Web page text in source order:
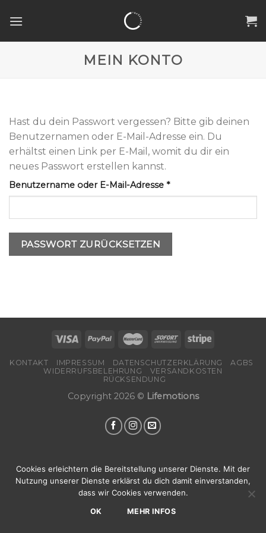
MEIN KONTO
Hast du dein Passwort vergessen? Bitte gib deinen
Benutzernamen oder E-Mail-Adresse ein. Du
erhältst einen Link per E-Mail, womit du dir ein
neues Passwort erstellen kannst.
Benutzername oder E-Mail-Adresse *Erforderlich
PASSWORT ZURÜCKSETZEN
KONTAKT IMPRESSUM DATENSCHUTZERKLÄRUNG
AGBS
WIDERRUFSBELEHRUNG
VERSANDKOSTEN
RÜCKSENDUNG
Copyright 2026 © Lifemotions
Cookies erleichtern die Bereitstellung unserer Dienste. Mit der
Nutzung unserer Dienste erklärst du dich damit einverstanden,
dass wir Cookies verwenden.
OK MEHR INFOS